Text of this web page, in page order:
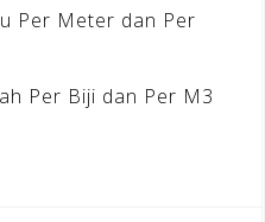
Per Meter dan Per
Per Biji dan Per M3